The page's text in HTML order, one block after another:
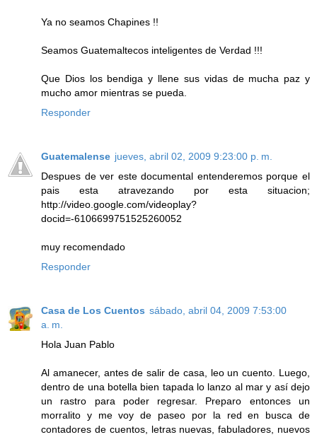
Ya no seamos Chapines !!
Seamos Guatemaltecos inteligentes de Verdad !!!
Que Dios los bendiga y llene sus vidas de mucha paz y
mucho amor mientras se pueda.
Responder
Guatemalense jueves, abril 02, 2009 9:23:00 p. m.
Despues de ver este documental entenderemos porque el
pais esta atravezando por esta situacion;
http://video.google.com/videoplay?
docid=-6106699751525260052
muy recomendado
Responder
Casa de Los Cuentos sábado, abril 04, 2009 7:53:00
a. m.
Hola Juan Pablo
Al amanecer, antes de salir de casa, leo un cuento. Luego,
dentro de una botella bien tapada lo lanzo al mar y así dejo
un rastro para poder regresar. Preparo entonces un
morralito y me voy de paseo por la red en busca de
contadores de cuentos, letras nuevas, fabuladores, nuevos